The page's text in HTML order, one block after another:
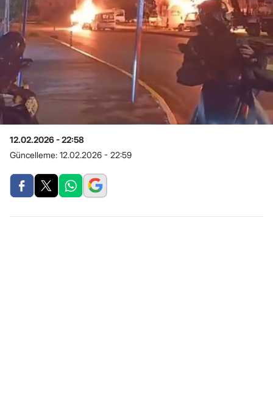
12.02.2026 - 22:58
Güncelleme: 12.02.2026 - 22:59